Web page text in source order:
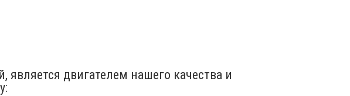
двигателем нашего качества и